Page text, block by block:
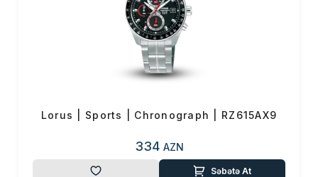
Lorus | Sports | Chronograph | RZ615AX9
334 AZN
Səbətə At